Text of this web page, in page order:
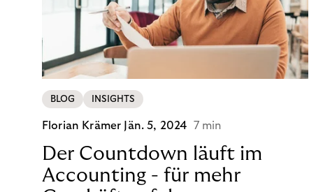
BLOG INSIGHTS
Florian Krämer Jän. 5, 2024 7 min
Der Countdown läuft im
Accounting - für mehr